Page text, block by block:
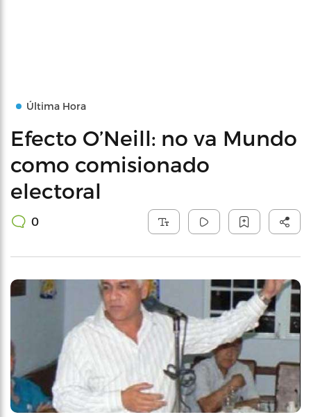
Última Hora
Efecto O’Neill: no va Mundo
como comisionado
electoral
0